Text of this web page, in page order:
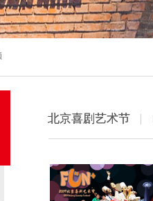
北京喜剧艺术节
北京喜剧艺术节